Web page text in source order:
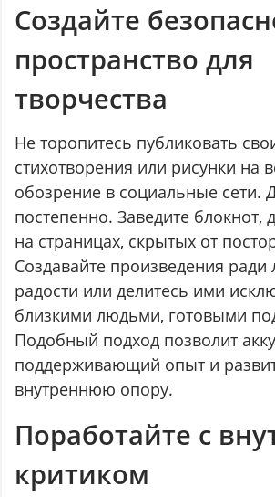
Создайте
пространство для
творчества
Не торопитесь публиковать
стихотворения или рисунки на
обозрение в социальные сети.
постепенно. Заведите блокнот,
на страницах, скрытых от
Создавайте произведения ради
радости или делитесь ими
близкими людьми, готовыми
Подобный подход позволит
поддерживающий опыт и
внутреннюю опору.
Поработайте с
критиком